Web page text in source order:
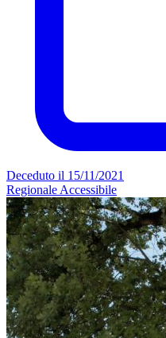
Deceduto il 15/11/2021
Regionale Accessibile